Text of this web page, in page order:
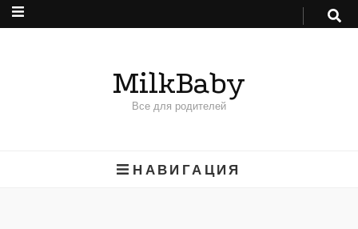
MilkBaby
Все для родителей
НАВИГАЦИЯ